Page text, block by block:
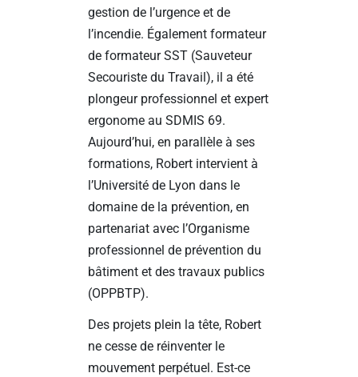
gestion de l’urgence et de
l’incendie. Également formateur
de formateur SST (Sauveteur
Secouriste du Travail), il a été
plongeur professionnel et expert
ergonome au SDMIS 69.
Aujourd’hui, en parallèle à ses
formations, Robert intervient à
l’Université de Lyon dans le
domaine de la prévention, en
partenariat avec l’Organisme
professionnel de prévention du
bâtiment et des travaux publics
(OPPBTP).
Des projets plein la tête, Robert
ne cesse de réinventer le
mouvement perpétuel. Est-ce